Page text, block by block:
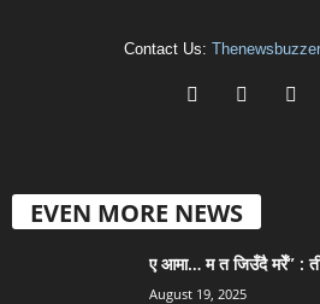
Contact Us:
EVEN MORE NEWS
ए आमा… म त जिउँदै मरेँ” :
August 19, 2025